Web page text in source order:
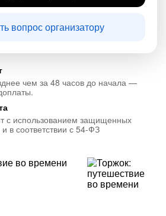
вопрос организатору
чем за 48 часов до начала —
с использованием защищенных
в соответствии с 54-ФЗ